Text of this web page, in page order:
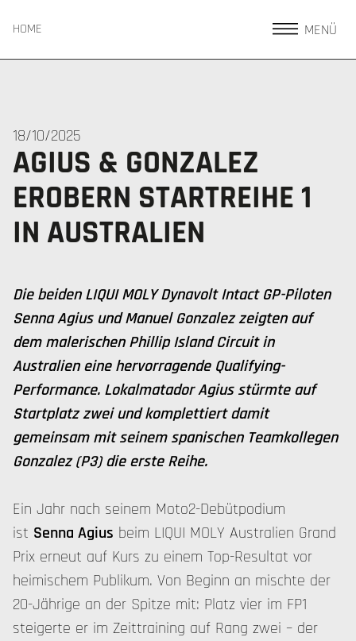
HOME MENÜ
18/10/2025
AGIUS & GONZALEZ
EROBERN STARTREIHE 1
IN AUSTRALIEN
Die beiden LIQUI MOLY Dynavolt Intact GP-Piloten
Senna Agius und Manuel Gonzalez zeigten auf
dem malerischen Phillip Island Circuit in
Australien eine hervorragende Qualifying-
Performance. Lokalmatador Agius stürmte auf
Startplatz zwei und komplettiert damit
gemeinsam mit seinem spanischen Teamkollegen
Gonzalez (P3) die erste Reihe.
Ein Jahr nach seinem Moto2-Debütpodium
ist Senna Agius beim LIQUI MOLY Australien Grand
Prix erneut auf Kurs zu einem Top-Resultat vor
heimischem Publikum. Von Beginn an mischte der
20-Jährige an der Spitze mit: Platz vier im FP1
steigerte er im Zeittraining auf Rang zwei – der